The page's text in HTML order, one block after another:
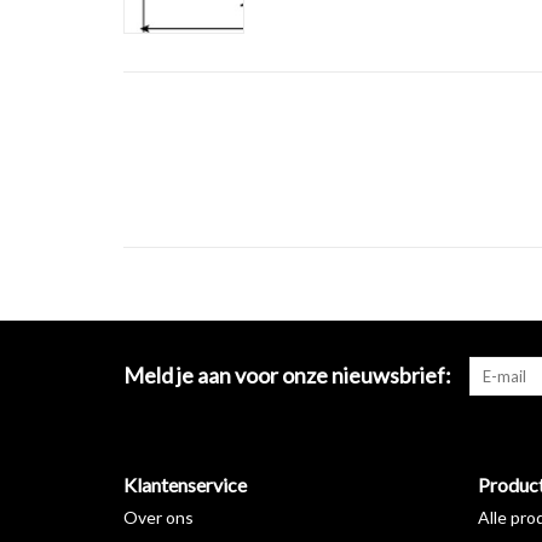
Meld je aan voor onze nieuwsbrief:
Klantenservice
Over ons
Alle